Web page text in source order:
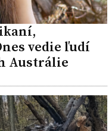
vedie ľudí
Austrálie